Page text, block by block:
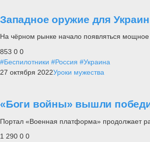
Западное оружие для
На чёрном рынке начало появляться
853 0 0
#Беспилотники #Россия #Украина
27 октября 2022Уроки мужества
«Боги войны» вышли
Портал «Военная платформа» продолжает
1 290 0 0